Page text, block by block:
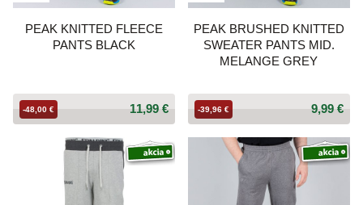
PEAK KNITTED FLEECE
PANTS BLACK
11,99 €
-48,00 €
PEAK BRUSHED KNITTED
SWEATER PANTS MID.
MELANGE GREY
9,99 €
-39,96 €